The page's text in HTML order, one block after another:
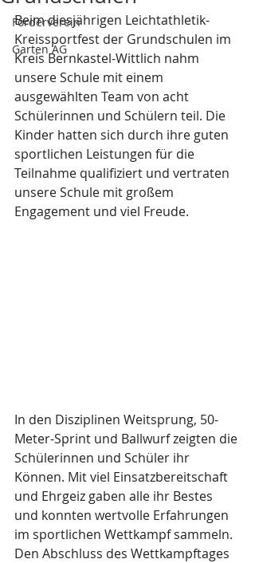
Förderverein
Garten AG
Beim diesjährigen Leichtathletik-
Kreissportfest der Grundschulen im
Kreis Bernkastel-Wittlich nahm
unsere Schule mit einem
ausgewählten Team von acht
Schülerinnen und Schülern teil. Die
Kinder hatten sich durch ihre guten
sportlichen Leistungen für die
Teilnahme qualifiziert und vertraten
unsere Schule mit großem
Engagement und viel Freude.
In den Disziplinen Weitsprung, 50-
Meter-Sprint und Ballwurf zeigten die
Schülerinnen und Schüler ihr
Können. Mit viel Einsatzbereitschaft
und Ehrgeiz gaben alle ihr Bestes
und konnten wertvolle Erfahrungen
im sportlichen Wettkampf sammeln.
Den Abschluss des Wettkampftages